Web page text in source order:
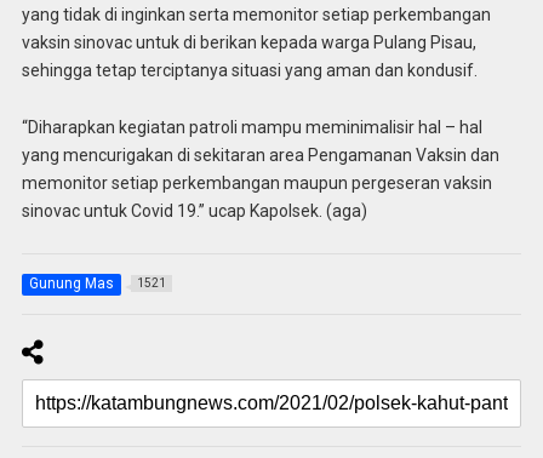
yang tidak di inginkan serta memonitor setiap perkembangan
vaksin sinovac untuk di berikan kepada warga Pulang Pisau,
sehingga tetap terciptanya situasi yang aman dan kondusif.
“Diharapkan kegiatan patroli mampu meminimalisir hal – hal
yang mencurigakan di sekitaran area Pengamanan Vaksin dan
memonitor setiap perkembangan maupun pergeseran vaksin
sinovac untuk Covid 19.” ucap Kapolsek. (aga)
Gunung Mas 1521